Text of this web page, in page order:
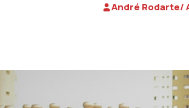
André Rodarte/